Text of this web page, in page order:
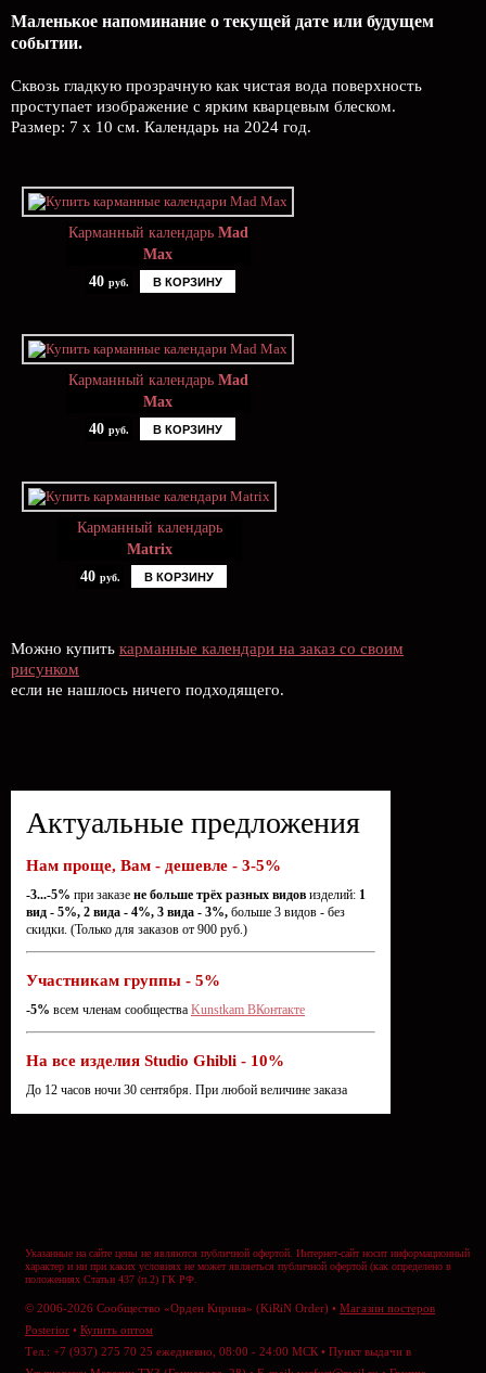
Маленькое напоминание о текущей дате или будущем
событии.
Сквозь гладкую прозрачную как чистая вода поверхность
проступает изображение с ярким кварцевым блеском.
Размер: 7 х 10 см. Календарь на 2024 год.
Карманный календарь Mad
Max
40 руб. В КОРЗИНУ
Карманный календарь Mad
Max
40 руб. В КОРЗИНУ
Карманный календарь
Matrix
40 руб. В КОРЗИНУ
Можно купить карманные календари на заказ со своим
рисунком
если не нашлось ничего подходящего.
Актуальные предложения
Нам проще, Вам - дешевле - 3-5%
-3...-5% при заказе не больше трёх разных видов изделий: 1
вид - 5%, 2 вида - 4%, 3 вида - 3%, больше 3 видов - без
скидки. (Только для заказов от 900 руб.)
Участникам группы - 5%
-5% всем членам сообщества Kunstkam ВКонтакте
На все изделия Studio Ghibli - 10%
До 12 часов ночи 30 сентября. При любой величине заказа
Указанные на сайте цены не являются публичной офертой. Интернет-сайт носит информационный
характер и ни при каких условиях не может являеться публичной офертой (как определено в
положениях Статьи 437 (п.2) ГК РФ.
© 2006-2026 Сообщество «Орден Кирина» (KiRiN Order) • Магазин постеров
Posterior • Купить оптом
Тел.: +7 (937) 275 70 25 ежедневно, 08:00 - 24:00 МСК • Пункт выдачи в